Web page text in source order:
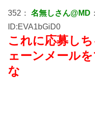
352： 名無しさん@MD
ID:EVA1bGiD0
これに応募し
ェーンメール
な